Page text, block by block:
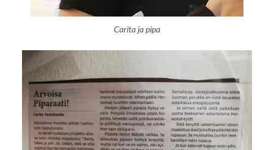
Carita ja pipa